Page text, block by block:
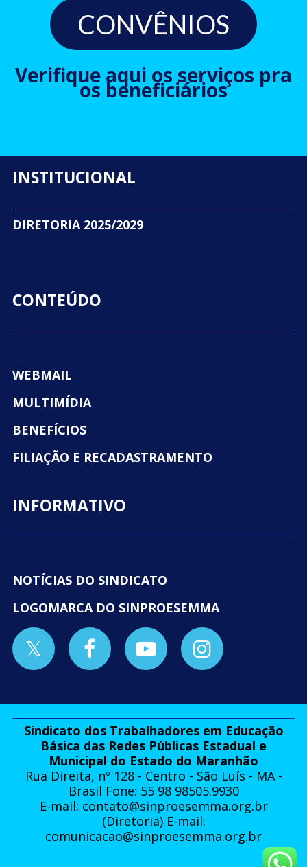
CONVÊNIOS
Verifique aqui os serviços pra
os beneficiários
INSTITUCIONAL
DIRETORIA 2025/2029
CONTEÚDO
WEBMAIL
MULTIMÍDIA
BENEFÍCIOS
FILIAÇÃO E RECADASTRAMENTO
INFORMATIVO
NOTÍCIAS DO SINDICATO
LOGOMARCA DO SINPROESEMMA
Sindicato dos Trabalhadores em Educação
Básica das Redes Públicas Estadual e
Municipal do Estado do Maranhão
Rua Direita, nº 128 - Centro - São Luís - MA -
Brasil Fone: 55 98 98505.9930
E-mail: contato@sinproesemma.org.br
(Diretoria) E-mail:
comunicacao@sinproesemma.org.br